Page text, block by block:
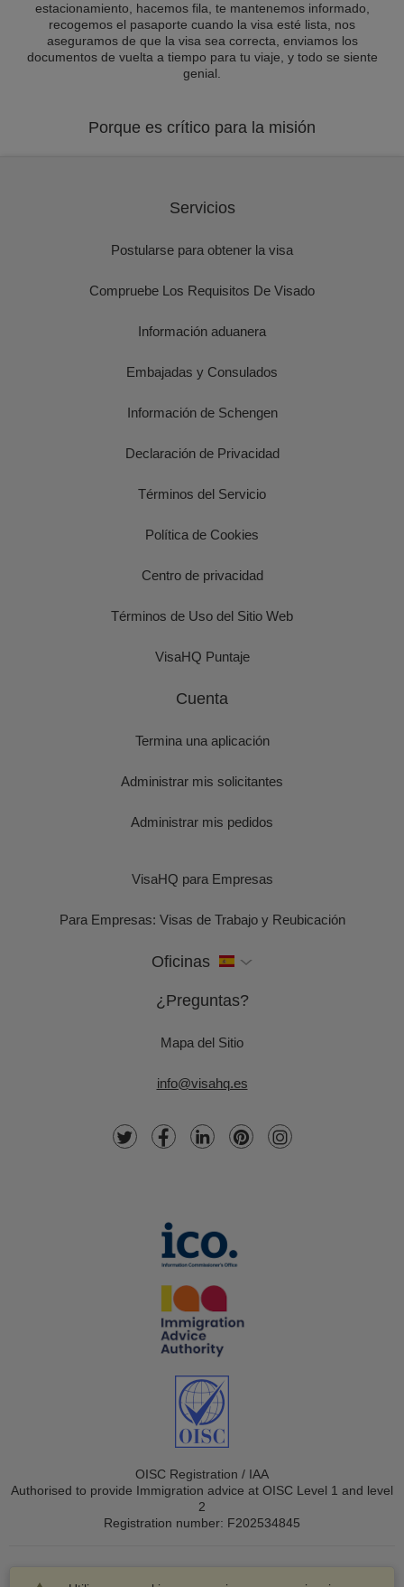
estacionamiento, hacemos fila, te mantenemos informado,
recogemos el pasaporte cuando la visa esté lista, nos
aseguramos de que la visa sea correcta, enviamos los
documentos de vuelta a tiempo para tu viaje, y todo se siente
genial.
Porque es crítico para la misión
Servicios
Postularse para obtener la visa
Compruebe Los Requisitos De Visado
Información aduanera
Embajadas y Consulados
Información de Schengen
Declaración de Privacidad
Términos del Servicio
Política de Cookies
Centro de privacidad
Términos de Uso del Sitio Web
VisaHQ Puntaje
Cuenta
Termina una aplicación
Administrar mis solicitantes
Administrar mis pedidos
VisaHQ para Empresas
Para Empresas: Visas de Trabajo y Reubicación
Oficinas
¿Preguntas?
Mapa del Sitio
info@visahq.es
OISC Registration / IAA
Authorised to provide Immigration advice at OISC Level 1 and level
2
Registration number: F202534845